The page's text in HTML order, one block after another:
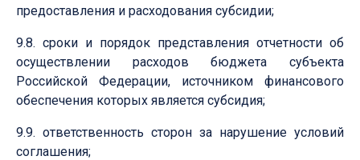
предоставления и расходования субсидии;
9.8. сроки и порядок представления отчетности об
осуществлении расходов бюджета субъекта
Российской Федерации, источником финансового
обеспечения которых является субсидия;
9.9. ответственность сторон за нарушение условий
соглашения;